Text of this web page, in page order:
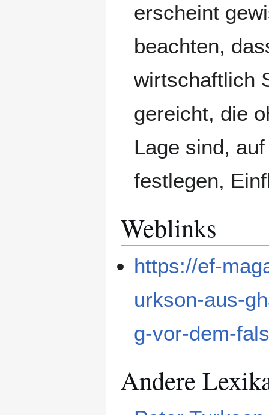
erscheint
beachten,
wirtschaftlich
gereicht, die
Lage sind,
festlegen,
Weblinks
https://ef-
urkson-aus-
g-vor-dem-
Andere